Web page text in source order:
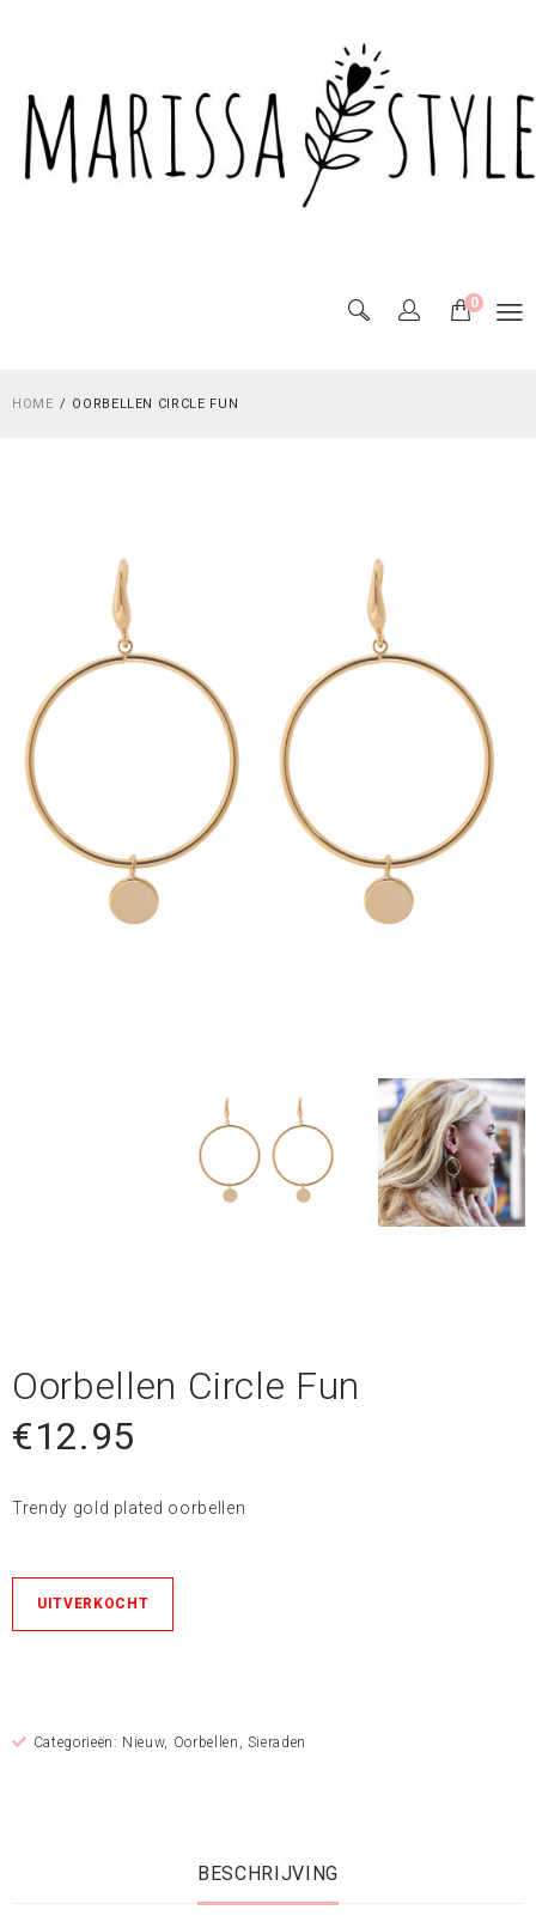
0
HOME OORBELLEN CIRCLE FUN
Oorbellen Circle Fun
€12.95
Trendy gold plated oorbellen
UITVERKOCHT
Categorieën: Nieuw, Oorbellen Sieraden
BESCHRIJVING